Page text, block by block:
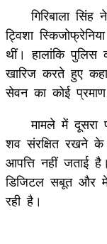
गिरिबाला सिंह
ट्विशा
थीं। हालांकि
खारिज करते हुए
सेवन का कोई
मामले में दूसरा
शव संरक्षित रखने
आपत्ति नहीं जताई
डिजिटल सबूत और
रही है।